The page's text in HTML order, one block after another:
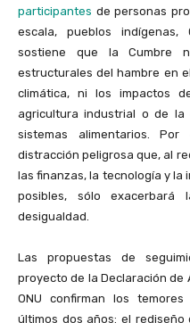
participantes de personas
escala, pueblos indígenas,
sostiene que la Cumbre
estructurales del hambre en
climática, ni los impactos
agricultura industrial o de la
sistemas alimentarios.
distracción peligrosa que, al
las finanzas, la tecnología y la
posibles, sólo exacerbará
desigualdad.
Las propuestas de
proyecto de la Declaración de
ONU confirman los
últimos dos años: el